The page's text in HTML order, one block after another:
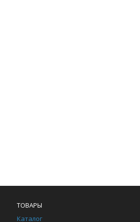
ТОВАРЫ
Каталог